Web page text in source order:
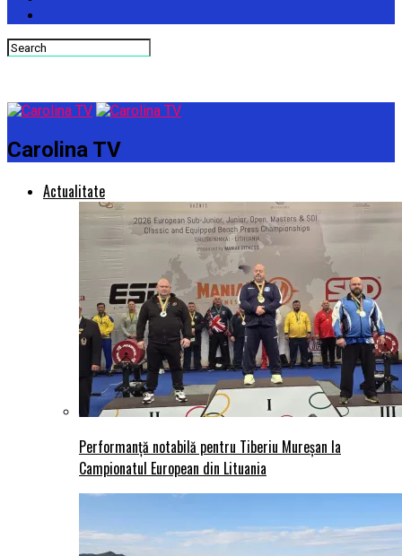
Carolina TV
Actualitate
Performanță notabilă pentru Tiberiu Mureșan la
Campionatul European din Lituania